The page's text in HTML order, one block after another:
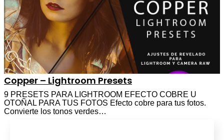
Copper – Lightroom Presets
9 PRESETS PARA LIGHTROOM EFECTO COBRE U
OTOÑAL PARA TUS FOTOS Efecto cobre para tus fotos.
Convierte los tonos verdes…